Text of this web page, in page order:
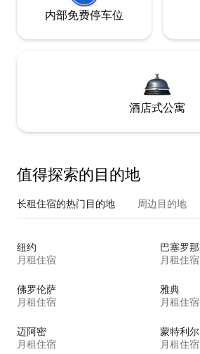
内部免费停车位
酒店式公寓
值得探索的目的地
长租住宿的热门目的地 周边目的地
纽约
月租住宿
巴塞罗那
月租住宿
佛罗伦萨
月租住宿
雅典
月租住宿
迈阿密
月租住宿
蒙特利尔
月租住宿